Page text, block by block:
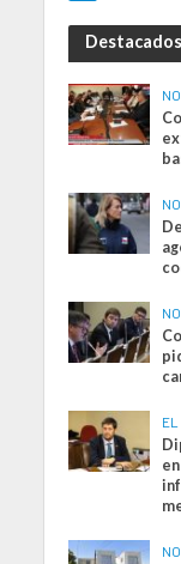
Destacados
EL